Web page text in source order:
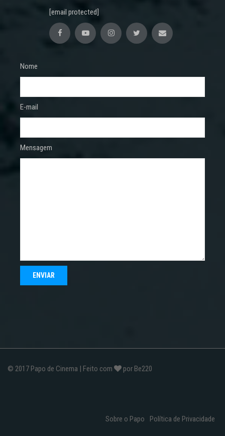
[email protected]
Nome
E-mail
Mensagem
© 2017 Papo de Cinema | Feito com por Be220
Sobre o Papo Política de Privacidade